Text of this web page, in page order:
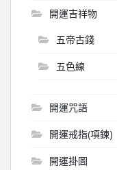
開運吉祥物
五帝古錢
五色線
開運咒語
開運戒指(項鍊)
開運掛圖